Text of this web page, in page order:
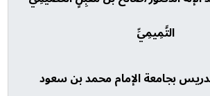
التَّمِيمِيِّ
بجامعة الإمام محمد بن سعود